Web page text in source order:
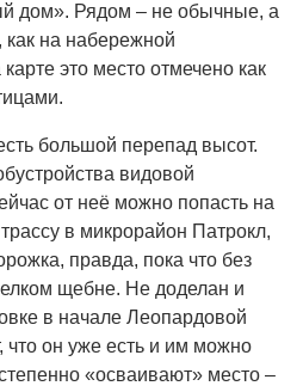
дом». Рядом – не обычные, а
как на набережной
это место отмечено как
большой перепад высот.
видовой
от неё можно попасть на
в микрорайон Патрокл,
правда, пока что без
щебне. Не доделан и
в начале Леопардовой
что он уже есть и им можно
«осваивают» место –